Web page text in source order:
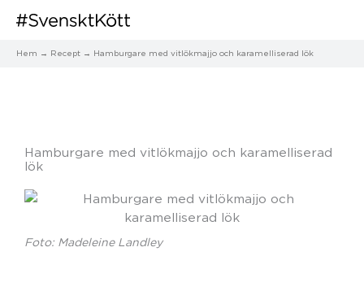
Hem Recept Hamburgare med vitlökmajjo och karamelliserad lök
Hamburgare med vitlökmajjo och karamelliserad
lök
Foto: Madeleine Landley